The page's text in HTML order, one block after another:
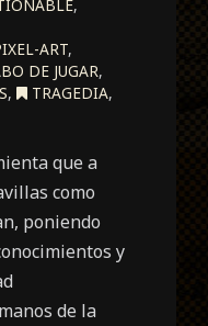
,
ART,
DE JUGAR,
, TRAGEDIA,
que a
como
poniendo
y
de la